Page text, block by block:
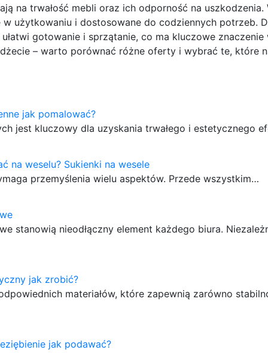
na trwałość mebli oraz ich odporność na uszkodzenia.
użytkowaniu i dostosowane do codziennych potrzeb.
gotowanie i sprzątanie, co ma kluczowe znaczenie
– warto porównać różne oferty i wybrać te, które
jak pomalować?
jest kluczowy dla uzyskania trwałego i estetycznego
na weselu? Sukienki na wesele
przemyślenia wielu aspektów. Przede wszystkim…
stanowią nieodłączny element każdego biura.
jak zrobić?
materiałów, które zapewnią zarówno
jak podawać?